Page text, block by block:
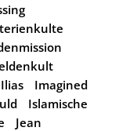
Ilias
Imagined
Islamische
Jean